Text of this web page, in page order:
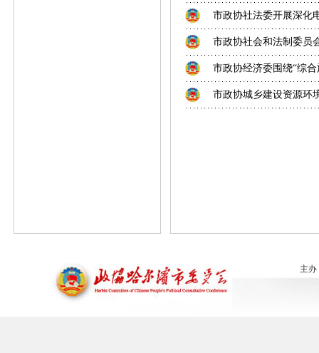
市政协社法委开展深化
市政协社会和法制委员
市政协经济委围绕“综
市政协城乡建设资源环
主